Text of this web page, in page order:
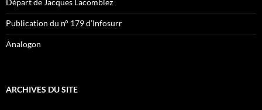
Départ de Jacques Lacomblez
Publication du n° 179 d’Infosurr
Analogon
ARCHIVES DU SITE